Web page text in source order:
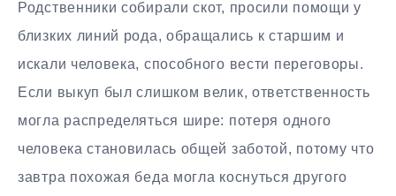
Родственники собирали скот, просили помощи у
близких линий рода, обращались к старшим и
искали человека, способного вести переговоры.
Если выкуп был слишком велик, ответственность
могла распределяться шире: потеря одного
человека становилась общей заботой, потому что
завтра похожая беда могла коснуться другого